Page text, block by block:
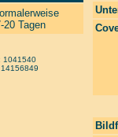
20 Tagen
1041540